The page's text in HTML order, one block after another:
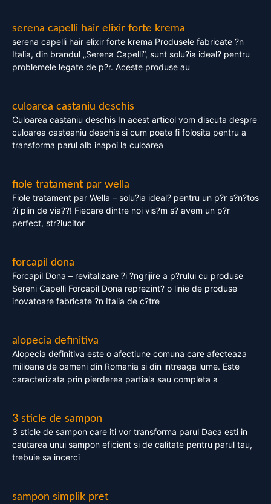
serena capelli hair elixir forte krema
serena capelli hair elixir forte krema Produsele fabricate ?n
Italia, din brandul „Serena Capelli”, sunt solu?ia ideal? pentru
problemele legate de p?r. Aceste produse au
culoarea castaniu deschis
Culoarea castaniu deschis In acest articol vom discuta despre
culoarea casteaniu deschis si cum poate fi folosita pentru a
transforma parul alb inapoi la culoarea
fiole tratament par wella
Fiole tratament par Wella – solu?ia ideal? pentru un p?r s?n?tos
?i plin de via??! Fiecare dintre noi vis?m s? avem un p?r
perfect, str?lucitor
forcapil dona
Forcapil Dona – revitalizare ?i ?ngrijire a p?rului cu produse
Sereni Capelli Forcapil Dona reprezint? o linie de produse
inovatoare fabricate ?n Italia de c?tre
alopecia definitiva
Alopecia definitiva este o afectiune comuna care afecteaza
milioane de oameni din Romania si din intreaga lume. Este
caracterizata prin pierderea partiala sau completa a
3 sticle de sampon
3 sticle de sampon care iti vor transforma parul Daca esti in
cautarea unui sampon eficient si de calitate pentru parul tau,
trebuie sa incerci
sampon simplik pret